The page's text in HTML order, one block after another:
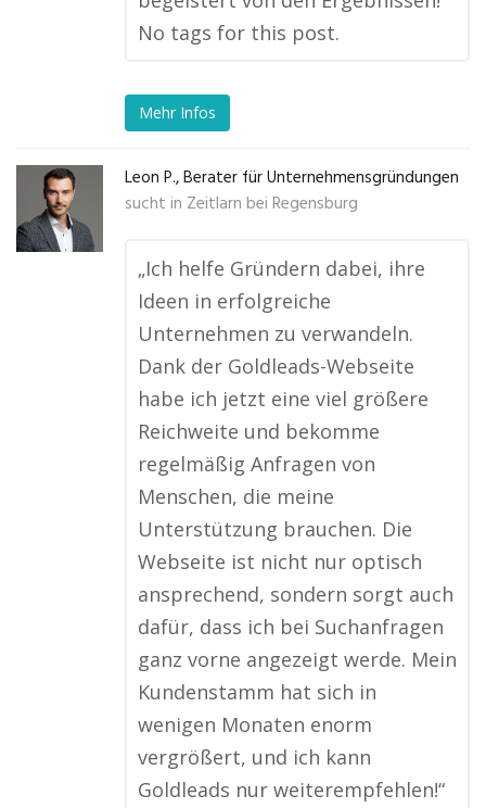
No tags for this post.
Mehr Infos
Leon P., Berater für Unternehmensgründungen
sucht in Zeitlarn bei Regensburg
„Ich helfe Gründern dabei, ihre
Ideen in erfolgreiche
Unternehmen zu verwandeln.
Dank der Goldleads-Webseite
habe ich jetzt eine viel größere
Reichweite und bekomme
regelmäßig Anfragen von
Menschen, die meine
Unterstützung brauchen. Die
Webseite ist nicht nur optisch
ansprechend, sondern sorgt auch
dafür, dass ich bei Suchanfragen
ganz vorne angezeigt werde. Mein
Kundenstamm hat sich in
wenigen Monaten enorm
vergrößert, und ich kann
Goldleads nur weiterempfehlen!“